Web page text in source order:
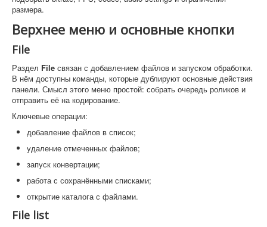
размера.
Верхнее меню и основные кнопки
File
Раздел File связан с добавлением файлов и запуском обработки.
В нём доступны команды, которые дублируют основные действия
панели. Смысл этого меню простой: собрать очередь роликов и
отправить её на кодирование.
Ключевые операции:
добавление файлов в список;
удаление отмеченных файлов;
запуск конвертации;
работа с сохранёнными списками;
открытие каталога с файлами.
File list